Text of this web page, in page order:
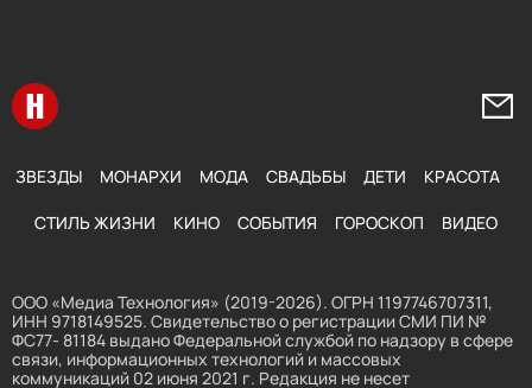
Перейти на главную
ЗВЕЗДЫ МОНАРХИ МОДА СВАДЬБЫ ДЕТИ КРАСОТА
СТИЛЬ ЖИЗНИ КИНО СОБЫТИЯ ГОРОСКОП ВИДЕО
ООО «Медиа Технология» (2019-2026). ОГРН 1197746707311,
ИНН 9718149525. Свидетельство о регистрации СМИ ПИ №
ФС77- 81184 выдано Федеральной службой по надзору в сфере
связи, информационных технологий и массовых
коммуникаций 02 июня 2021 г. Редакция не несет